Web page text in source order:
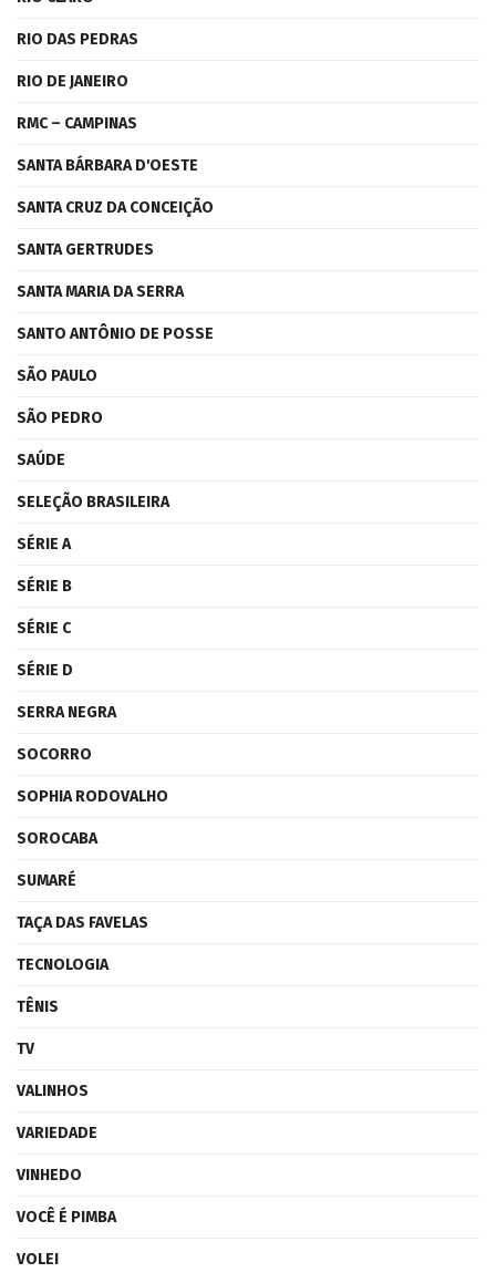
RIO DAS PEDRAS
RIO DE JANEIRO
RMC – CAMPINAS
SANTA BÁRBARA D'OESTE
SANTA CRUZ DA CONCEIÇÃO
SANTA GERTRUDES
SANTA MARIA DA SERRA
SANTO ANTÔNIO DE POSSE
SÃO PAULO
SÃO PEDRO
SAÚDE
SELEÇÃO BRASILEIRA
SÉRIE A
SÉRIE B
SÉRIE C
SÉRIE D
SERRA NEGRA
SOCORRO
SOPHIA RODOVALHO
SOROCABA
SUMARÉ
TAÇA DAS FAVELAS
TECNOLOGIA
TÊNIS
TV
VALINHOS
VARIEDADE
VINHEDO
VOCÊ É PIMBA
VOLEI